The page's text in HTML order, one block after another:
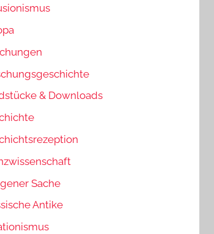
& Downloads
Sache
Antike